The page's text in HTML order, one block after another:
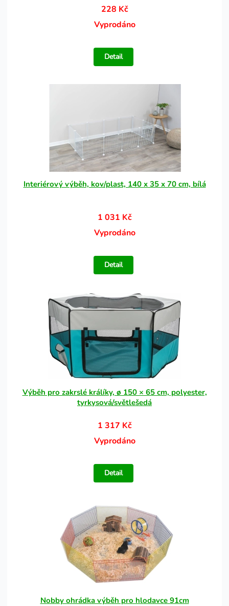
228 Kč
Vyprodáno
Detail
Interiérový výběh, kov/plast, 140 x 35 x 70 cm, bílá
1 031 Kč
Vyprodáno
Detail
Výběh pro zakrslé králíky, ø 150 × 65 cm, polyester,
tyrkysová/světlešedá
1 317 Kč
Vyprodáno
Detail
Nobby ohrádka výběh pro hlodavce 91cm